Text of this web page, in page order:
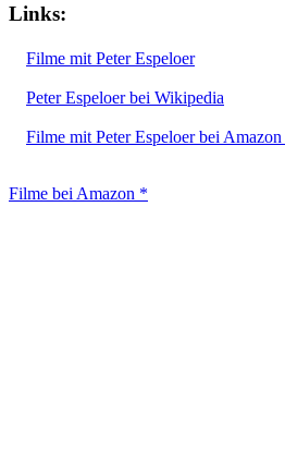
Links:
Filme mit Peter Espeloer
Peter Espeloer bei Wikipedia
Filme mit Peter Espeloer bei
Filme bei Amazon *